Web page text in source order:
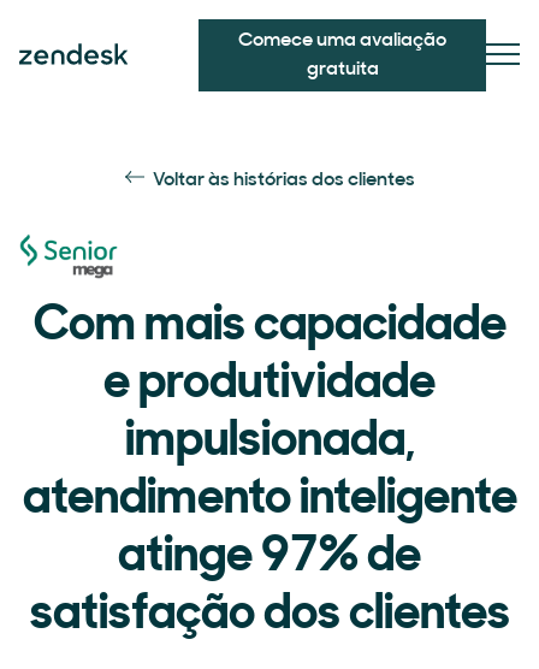
Comece uma avaliação
gratuita
Voltar às histórias dos clientes
Com mais capacidade
e produtividade
impulsionada,
atendimento inteligente
atinge 97% de
satisfação dos clientes